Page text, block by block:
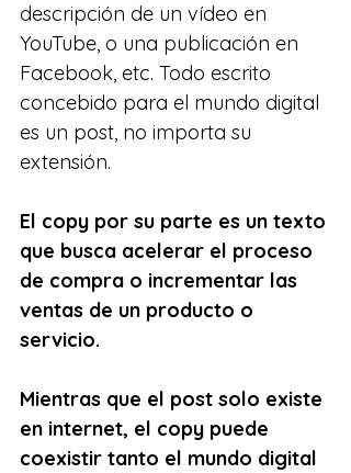
descripción de un vídeo en
YouTube, o una publicación en
Facebook, etc. Todo escrito
concebido para el mundo digital
es un post, no importa su
extensión.
El copy por su parte es un texto
que busca acelerar el proceso
de compra o incrementar las
ventas de un producto o
servicio.
Mientras que el post solo existe
en internet, el copy puede
coexistir tanto el mundo digital